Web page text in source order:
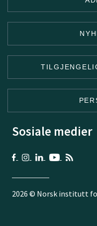
Sosiale medier
2026 © Norsk institutt